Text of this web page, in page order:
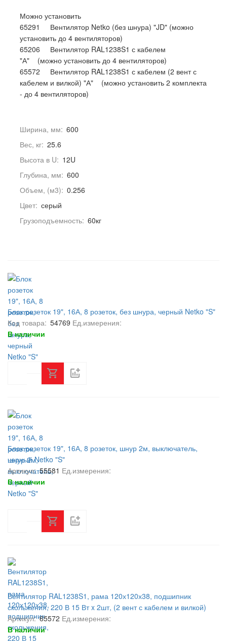
Можно установить
65291 Вентилятор Netko (без шнура) "JD" (можно
установить до 4 вентиляторов)
65206 Вентилятор RAL1238S1 с кабелем
"А" (можно установить до 4 вентиляторов)
65572 Вентилятор RAL1238S1 с кабелем (2 вент с
кабелем и вилкой) "А" (можно установить 2 комплекта
- до 4 вентиляторов)
Ширина, мм: 600
Вес, кг: 25.6
Высота в U: 12U
Глубина, мм: 600
Объем, (м3): 0.256
Цвет: серый
Грузоподъемность: 60кг
Блок розеток 19", 16А, 8 розеток, без шнура, черный Netko "S"
Код товара: 54769 Ед.измерения:
В наличии
Блок розеток 19", 16А, 8 розеток, шнур 2м, выключатель,
черный Netko "S"
Артикул: 55581 Ед.измерения:
В наличии
Вентилятор RAL1238S1, рама 120х120х38, подшипник
скольжения, 220 В 15 Вт x 2шт, (2 вент с кабелем и вилкой)
Netko
Артикул: 65572 Ед.измерения:
В наличии